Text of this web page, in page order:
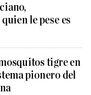
le pese es
tigre en
pionero del